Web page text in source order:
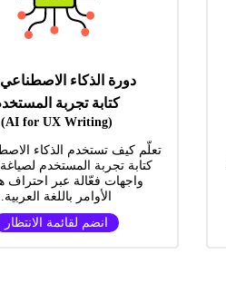
دورة الذكاء
كتابة تجربة
(AI for UX Writing)
تعلّم كيف تستخدم الذكاء
كتابة تجربة المستخدم
واجهات فعّالة عبر احتراف
الأوامر باللغة العربية.
انضم لقائمة الانتظار